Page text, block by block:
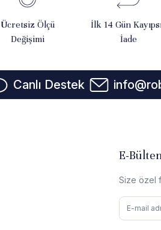
Ücretsiz Ölçü
Değişimi
İlk 14 Gün
İade
Canlı Destek
E-
Size özel